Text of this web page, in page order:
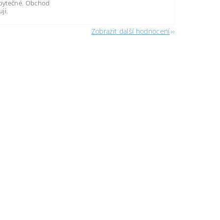
Obchod
Zobrazit další hodnocení